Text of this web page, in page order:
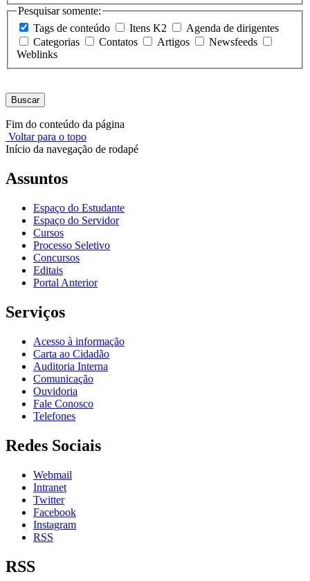
Pesquisar somente:
Tags de conteúdo
Itens K2
Agenda de dirigentes
Categorias
Contatos Artigos
Newsfeeds
Weblinks
Buscar
Fim do conteúdo da página
Voltar para o topo
Início da navegação de rodapé
Assuntos
Espaço do Estudante
Espaço do Servidor
Cursos
Processo Seletivo
Concursos
Editais
Portal Anterior
Serviços
Acesso à informação
Carta ao Cidadão
Auditoria Interna
Comunicação
Ouvidoria
Fale Conosco
Telefones
Redes Sociais
Webmail
Intranet
Twitter
Facebook
Instagram
RSS
RSS